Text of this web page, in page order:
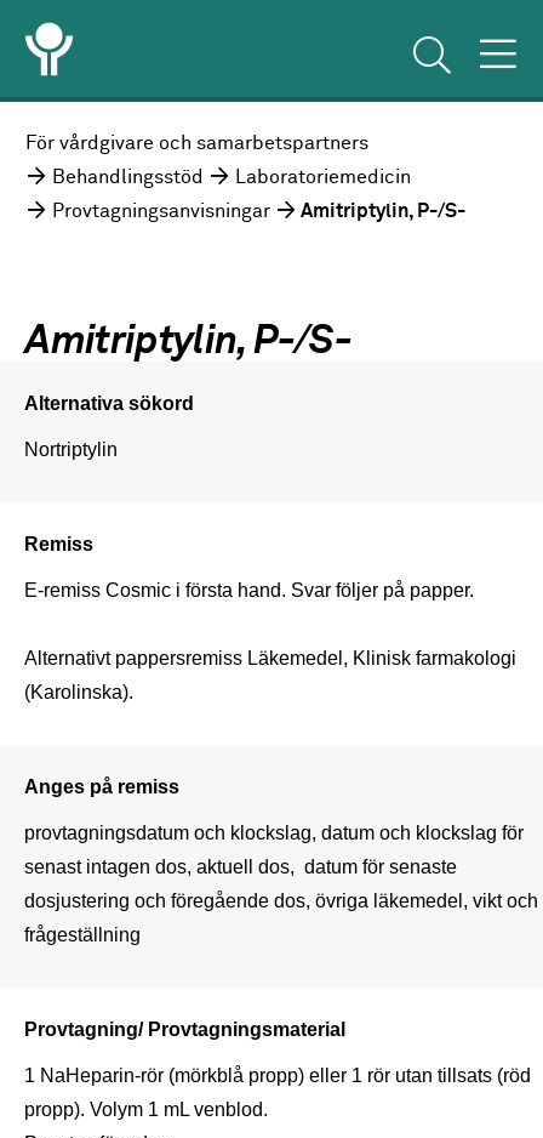
För vårdgivare och samarbetspartners
Behandlingsstöd
Laboratoriemedicin
Provtagningsanvisningar
Amitriptylin, P-/S-
Amitriptylin, P-/S-
Alternativa sökord
Nortriptylin
Remiss
E-remiss Cosmic i första hand. Svar följer på papper.
Alternativt pappersremiss Läkemedel, Klinisk farmakologi
(Karolinska).
Anges på remiss
provtagningsdatum och klockslag, datum och klockslag för
senast intagen dos, aktuell dos,  datum för senaste
dosjustering och föregående dos, övriga läkemedel, vikt och
frågeställning
Provtagning/ Provtagningsmaterial
1 NaHeparin-rör (mörkblå propp) eller 1 rör utan tillsats (röd
propp). Volym 1 mL venblod.